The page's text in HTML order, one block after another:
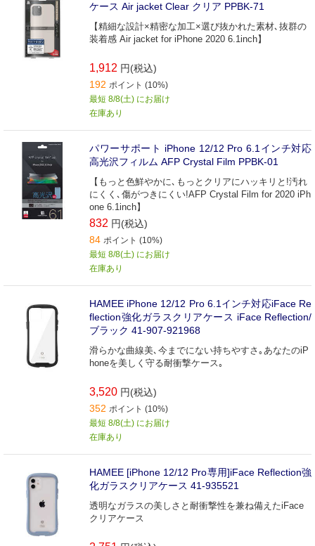
ケース Air jacket Clear クリア PPBK-71
【精細な設計×精密な加工×選び抜かれた素材､抜群の
装着感 Air jacket for iPhone 2020 6.1inch】
1,912 円(税込)
192 ポイント (10%)
最短 8/8(土) にお届け
在庫あり
パワーサポート iPhone 12/12 Pro 6.1インチ対応
高光沢フィルム AFP Crystal Film PPBK-01
【もっと色鮮やかに､もっとクリアにハッキリと!汚れ
にくく､傷がつきにくい!AFP Crystal Film for 2020 iPh
one 6.1inch】
832 円(税込)
84 ポイント (10%)
最短 8/8(土) にお届け
在庫あり
HAMEE iPhone 12/12 Pro 6.1インチ対応iFace Re
flection強化ガラスクリアケース iFace Reflection/
ブラック 41-907-921968
滑らかな曲線美､今までにない持ちやすさ｡あなたのiP
honeを美しく守る耐衝撃ケース｡
3,520 円(税込)
352 ポイント (10%)
最短 8/8(土) にお届け
在庫あり
HAMEE [iPhone 12/12 Pro専用]iFace Reflection強
化ガラスクリアケース 41-935521
透明なガラスの美しさと耐衝撃性を兼ね備えたiFace
クリアケース